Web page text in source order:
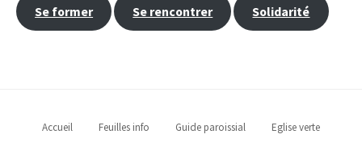
Se former Se rencontrer Solidarité
Accueil Feuilles info Guide paroissial Eglise verte